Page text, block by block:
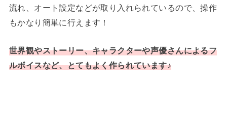
流れ、オート設定などが取り入れられているので、操作
もかなり簡単に行えます！
世界観やストーリー、キャラクターや声優さんによるフ
ルボイスなど、とてもよく作られています♪